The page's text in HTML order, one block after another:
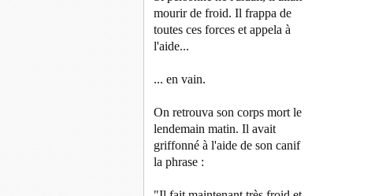
mourir de froid. Il frappa de
toutes ces forces et appela à
l'aide...
... en vain.
On retrouva son corps mort le
lendemain matin. Il avait
griffonné à l'aide de son canif
la phrase :